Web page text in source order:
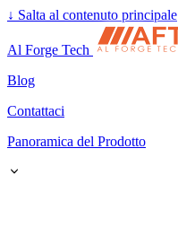
↓ Salta al contenuto principale
Al Forge Tech
Blog
Contattaci
Panoramica del Prodotto